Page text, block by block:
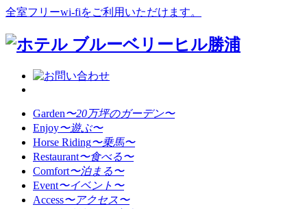
全室フリーwi-fiをご利用いただけます。
Garden〜20万坪のガーデン〜
Enjoy〜遊ぶ〜
Horse Riding〜乗馬〜
Restaurant〜食べる〜
Comfort〜泊まる〜
Event〜イベント〜
Access〜アクセス〜